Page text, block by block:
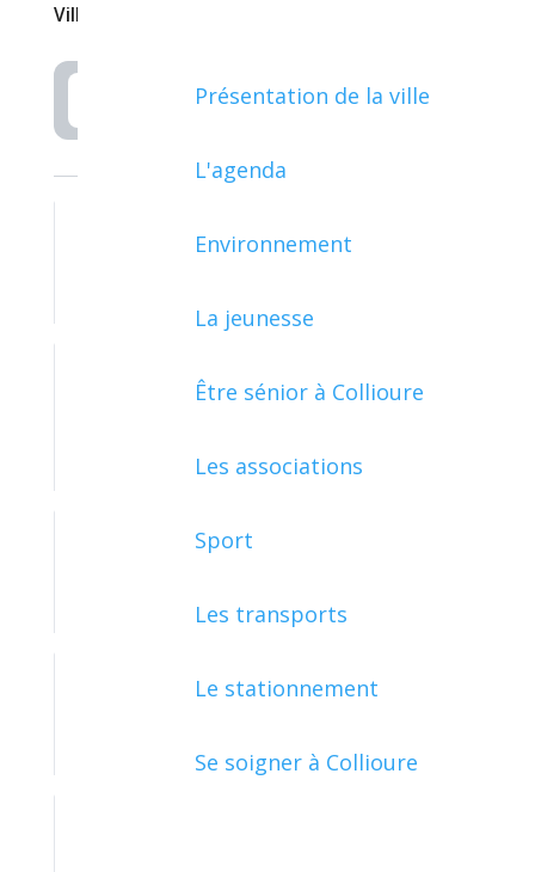
Présentation de la ville
L'agenda
Environnement
La jeunesse
Être sénior à Collioure
Les associations
Sport
Les transports
Le stationnement
Se soigner à Collioure
Ville de Collioure
Rechercher
FONDS DE DOTATION
FAMILLE - SCOLARITÉ